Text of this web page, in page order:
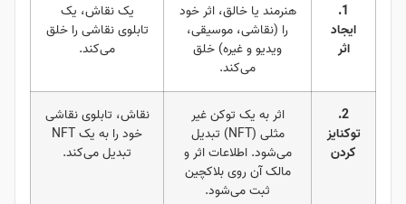
1.
ایجاد
اثر
هنرمند یا خالق، اثر خود
را (نقاشی، موسیقی،
ویدیو و غیره) خلق
می‌کند.
یک نقاش، یک
تابلوی نقاشی را خلق
می‌کند.
2.
توکنایز
کردن
اثر به یک توکن غیر
مثلی (NFT) تبدیل
می‌شود. اطلاعات اثر و
مالک آن روی بلاکچین
ثبت می‌شود.
نقاش، تابلوی نقاشی
خود را به یک NFT
تبدیل می‌کند.